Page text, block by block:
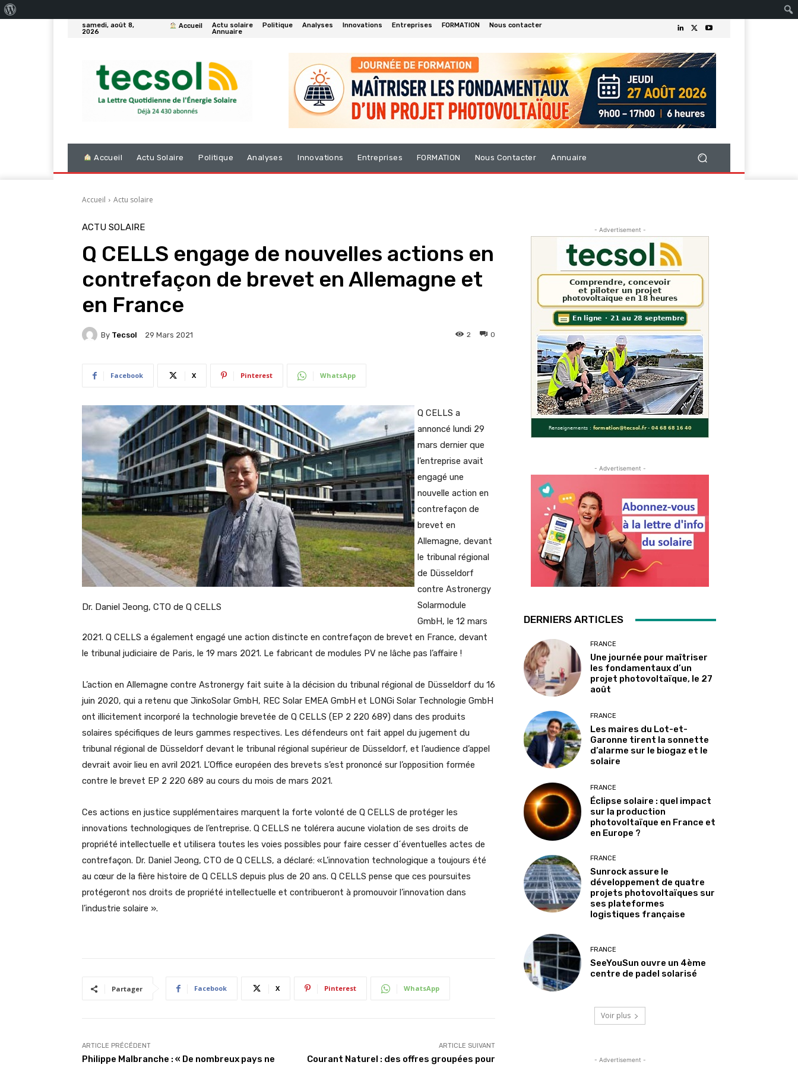
samedi, août 8,
2026
Accueil Actu solaire Politique Analyses Innovations Entreprises FORMATION
Nous contacter
Annuaire
Accueil Actu Solaire Politique Analyses Innovations Entreprises FORMATION Nous Contacter Annuaire
Accueil Actu solaire
ACTU SOLAIRE
Q CELLS engage de nouvelles actions en
contrefaçon de brevet en Allemagne et
en France
By Tecsol 29 Mars 2021 0
2
Facebook X Pinterest WhatsApp
Dr. Daniel Jeong, CTO de Q CELLS
Q CELLS a
annoncé lundi 29
mars dernier que
l’entreprise avait
engagé une
nouvelle action en
contrefaçon de
brevet en
Allemagne, devant
le tribunal régional
de Düsseldorf
contre Astronergy
Solarmodule
GmbH, le 12 mars
2021. Q CELLS a également engagé une action distincte en contrefaçon de brevet en France, devant
le tribunal judiciaire de Paris, le 19 mars 2021. Le fabricant de modules PV ne lâche pas l’affaire !
L’action en Allemagne contre Astronergy fait suite à la décision du tribunal régional de Düsseldorf du 16
juin 2020, qui a retenu que JinkoSolar GmbH, REC Solar EMEA GmbH et LONGi Solar Technologie GmbH
ont illicitement incorporé la technologie brevetée de Q CELLS (EP 2 220 689) dans des produits
solaires spécifiques de leurs gammes respectives. Les défendeurs ont fait appel du jugement du
tribunal régional de Düsseldorf devant le tribunal régional supérieur de Düsseldorf, et l’audience d’appel
devrait avoir lieu en avril 2021. L’Office européen des brevets s’est prononcé sur l’opposition formée
contre le brevet EP 2 220 689 au cours du mois de mars 2021.
Ces actions en justice supplémentaires marquent la forte volonté de Q CELLS de protéger les
innovations technologiques de l’entreprise. Q CELLS ne tolérera aucune violation de ses droits de
propriété intellectuelle et utilisera toutes les voies possibles pour faire cesser d´éventuelles actes de
contrefaçon. Dr. Daniel Jeong, CTO de Q CELLS, a déclaré: «L’innovation technologique a toujours été
au cœur de la fière histoire de Q CELLS depuis plus de 20 ans. Q CELLS pense que ces poursuites
protégeront nos droits de propriété intellectuelle et contribueront à promouvoir l’innovation dans
l’industrie solaire ».
Partager Facebook X Pinterest WhatsApp
ARTICLE PRÉCÉDENT
Philippe Malbranche : « De nombreux pays ne
ARTICLE SUIVANT
Courant Naturel : des offres groupées pour
- Advertisement -
- Advertisement -
DERNIERS ARTICLES
FRANCE
Une journée pour maîtriser
les fondamentaux d’un
projet photovoltaïque, le 27
août
FRANCE
Les maires du Lot-et-
Garonne tirent la sonnette
d’alarme sur le biogaz et le
solaire
FRANCE
Éclipse solaire : quel impact
sur la production
photovoltaïque en France et
en Europe ?
FRANCE
Sunrock assure le
développement de quatre
projets photovoltaïques sur
ses plateformes
logistiques française
FRANCE
SeeYouSun ouvre un 4ème
centre de padel solarisé
Voir plus
- Advertisement -